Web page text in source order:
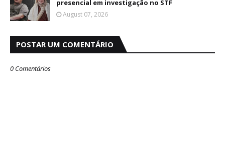
presencial em investigação no STF
August 07, 2026
POSTAR UM COMENTÁRIO
0 Comentários